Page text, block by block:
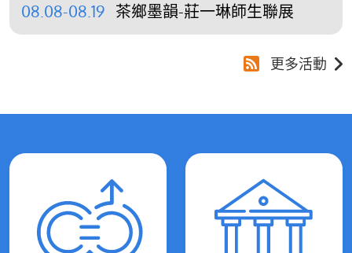
08.08-08.19 茶鄉墨韻-莊一琳師生聯展
更多活動